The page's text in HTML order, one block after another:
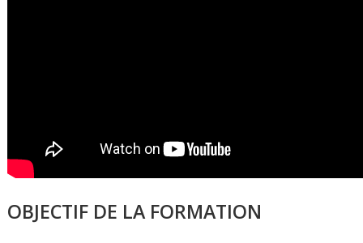
OBJECTIF DE LA FORMATION